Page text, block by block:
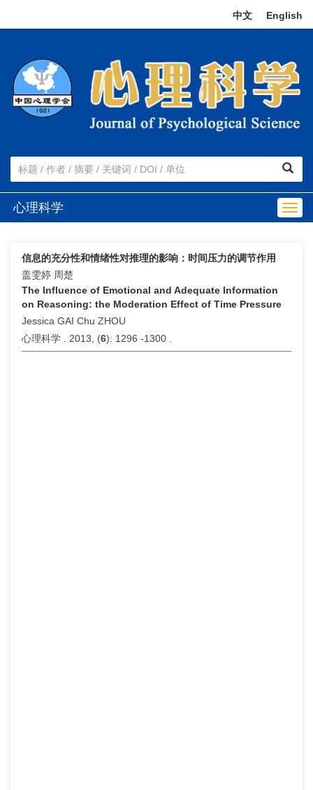
中文 English
心理科学
信息的充分性和情绪性对推理的影响：时间压力的调节作用
盖雯婷 周楚
The Influence of Emotional and Adequate Information
on Reasoning: the Moderation Effect of Time Pressure
Jessica GAI Chu ZHOU
心理科学 . 2013, (6): 1296 -1300 .